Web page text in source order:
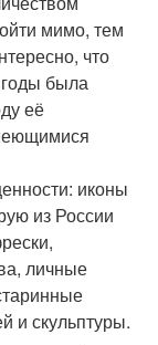
мимо, тем
что
годы была
её
иконы
из России
личные
и скульптуры.